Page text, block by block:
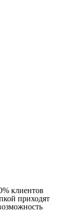
клиентов
приходят